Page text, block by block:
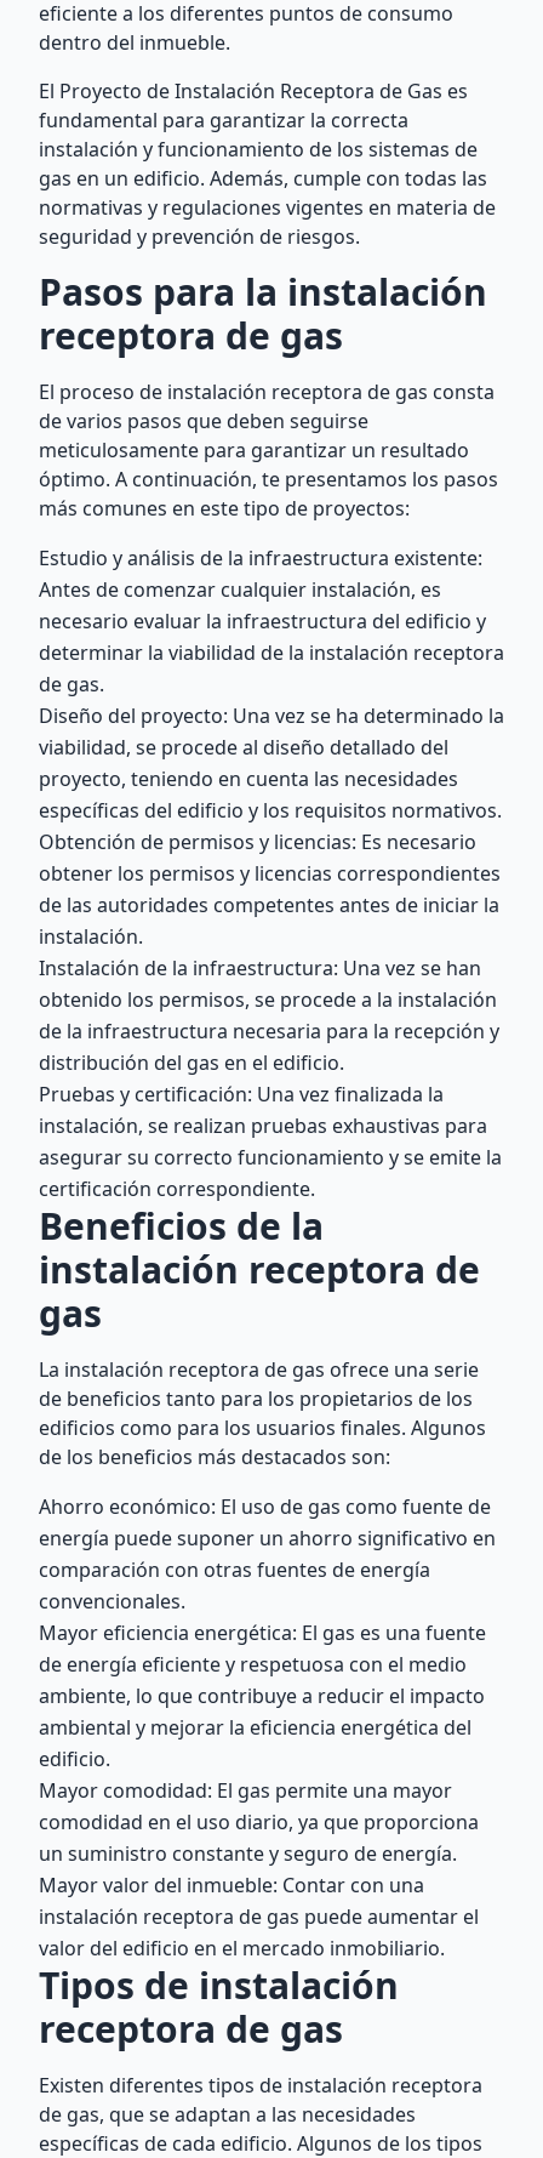
eficiente a los diferentes puntos de consumo
dentro del inmueble.
El Proyecto de Instalación Receptora de Gas es
fundamental para garantizar la correcta
instalación y funcionamiento de los sistemas de
gas en un edificio. Además, cumple con todas las
normativas y regulaciones vigentes en materia de
seguridad y prevención de riesgos.
Pasos para la instalación
receptora de gas
El proceso de instalación receptora de gas consta
de varios pasos que deben seguirse
meticulosamente para garantizar un resultado
óptimo. A continuación, te presentamos los pasos
más comunes en este tipo de proyectos:
Estudio y análisis de la infraestructura existente:
Antes de comenzar cualquier instalación, es
necesario evaluar la infraestructura del edificio y
determinar la viabilidad de la instalación receptora
de gas.
Diseño del proyecto: Una vez se ha determinado la
viabilidad, se procede al diseño detallado del
proyecto, teniendo en cuenta las necesidades
específicas del edificio y los requisitos normativos.
Obtención de permisos y licencias: Es necesario
obtener los permisos y licencias correspondientes
de las autoridades competentes antes de iniciar la
instalación.
Instalación de la infraestructura: Una vez se han
obtenido los permisos, se procede a la instalación
de la infraestructura necesaria para la recepción y
distribución del gas en el edificio.
Pruebas y certificación: Una vez finalizada la
instalación, se realizan pruebas exhaustivas para
asegurar su correcto funcionamiento y se emite la
certificación correspondiente.
Beneficios de la
instalación receptora de
gas
La instalación receptora de gas ofrece una serie
de beneficios tanto para los propietarios de los
edificios como para los usuarios finales. Algunos
de los beneficios más destacados son:
Ahorro económico: El uso de gas como fuente de
energía puede suponer un ahorro significativo en
comparación con otras fuentes de energía
convencionales.
Mayor eficiencia energética: El gas es una fuente
de energía eficiente y respetuosa con el medio
ambiente, lo que contribuye a reducir el impacto
ambiental y mejorar la eficiencia energética del
edificio.
Mayor comodidad: El gas permite una mayor
comodidad en el uso diario, ya que proporciona
un suministro constante y seguro de energía.
Mayor valor del inmueble: Contar con una
instalación receptora de gas puede aumentar el
valor del edificio en el mercado inmobiliario.
Tipos de instalación
receptora de gas
Existen diferentes tipos de instalación receptora
de gas, que se adaptan a las necesidades
específicas de cada edificio. Algunos de los tipos